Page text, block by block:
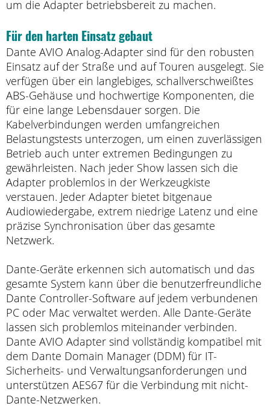
um die Adapter betriebsbereit zu machen.
Für den harten Einsatz gebaut
Dante AVIO Analog-Adapter sind für den robusten
Einsatz auf der Straße und auf Touren ausgelegt. Sie
verfügen über ein langlebiges, schallverschweißtes
ABS-Gehäuse und hochwertige Komponenten, die
für eine lange Lebensdauer sorgen. Die
Kabelverbindungen werden umfangreichen
Belastungstests unterzogen, um einen zuverlässigen
Betrieb auch unter extremen Bedingungen zu
gewährleisten. Nach jeder Show lassen sich die
Adapter problemlos in der Werkzeugkiste
verstauen. Jeder Adapter bietet bitgenaue
Audiowiedergabe, extrem niedrige Latenz und eine
präzise Synchronisation über das gesamte
Netzwerk.
Dante-Geräte erkennen sich automatisch und das
gesamte System kann über die benutzerfreundliche
Dante Controller-Software auf jedem verbundenen
PC oder Mac verwaltet werden. Alle Dante-Geräte
lassen sich problemlos miteinander verbinden.
Dante AVIO Adapter sind vollständig kompatibel mit
dem Dante Domain Manager (DDM) für IT-
Sicherheits- und Verwaltungsanforderungen und
unterstützen AES67 für die Verbindung mit nicht-
Dante-Netzwerken.